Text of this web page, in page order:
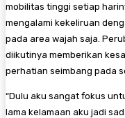
mobilitas tinggi setiap
mengalami kekeliruan
pada area wajah saja.
diikutinya memberikan
perhatian seimbang pada
​“Dulu aku sangat fokus
lama kelamaan aku jadi